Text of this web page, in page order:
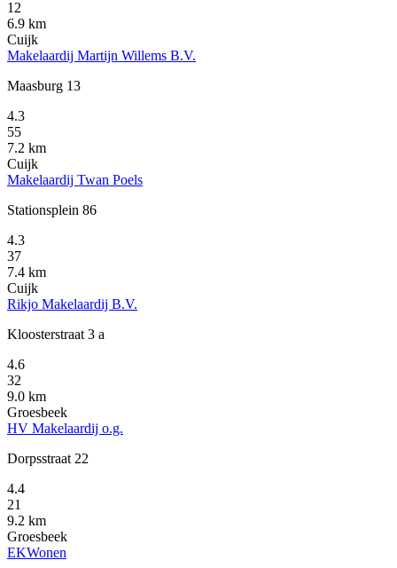
12
6.9 km
Cuijk
Makelaardij Martijn Willems B.V.
Maasburg 13
4.3
55
7.2 km
Cuijk
Makelaardij Twan Poels
Stationsplein 86
4.3
37
7.4 km
Cuijk
Rikjo Makelaardij B.V.
Kloosterstraat 3 a
4.6
32
9.0 km
Groesbeek
HV Makelaardij o.g.
Dorpsstraat 22
4.4
21
9.2 km
Groesbeek
EKWonen